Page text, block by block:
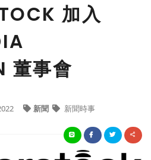
加入
董事會
新聞 新聞時事